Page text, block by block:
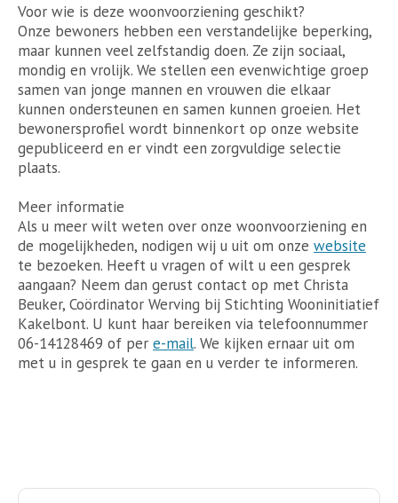
Voor wie is deze woonvoorziening geschikt?
Onze bewoners hebben een verstandelijke beperking,
maar kunnen veel zelfstandig doen. Ze zijn sociaal,
mondig en vrolijk. We stellen een evenwichtige groep
samen van jonge mannen en vrouwen die elkaar
kunnen ondersteunen en samen kunnen groeien. Het
bewonersprofiel wordt binnenkort op onze website
gepubliceerd en er vindt een zorgvuldige selectie
plaats.
Meer informatie
Als u meer wilt weten over onze woonvoorziening en
de mogelijkheden, nodigen wij u uit om onze website
te bezoeken. Heeft u vragen of wilt u een gesprek
aangaan? Neem dan gerust contact op met Christa
Beuker, Coördinator Werving bij Stichting Wooninitiatief
Kakelbont. U kunt haar bereiken via telefoonnummer
06-14128469 of per e-mail. We kijken ernaar uit om
met u in gesprek te gaan en u verder te informeren.